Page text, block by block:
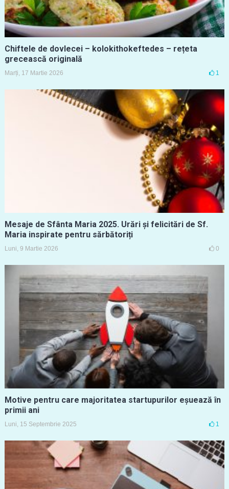
Chiftele de dovlecei – kolokithokeftedes – rețeta
grecească originală
Marți, 17 Martie 2026 1
Mesaje de Sfânta Maria 2025. Urări și felicitări de Sf.
Maria inspirate pentru sărbătoriți
Luni, 9 Martie 2026 0
Motive pentru care majoritatea startupurilor eșuează în
primii ani
Luni, 15 Septembrie 2025 1